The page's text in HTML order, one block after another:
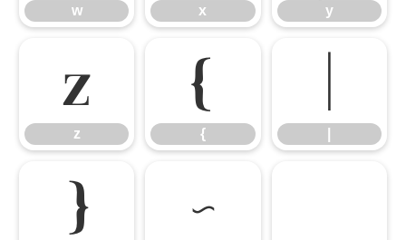
w x y
z
z
{
{
} ~